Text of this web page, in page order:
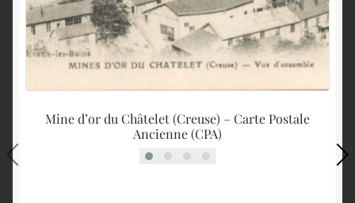
Mine d’or du Châtelet (Creuse) – Carte Postale
Ancienne (CPA)